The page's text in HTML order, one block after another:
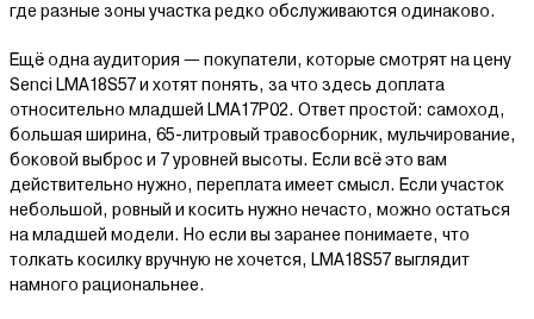
где разные зоны участка редко обслуживаются одинаково.
Ещё одна аудитория — покупатели, которые смотрят на цену
Senci LMA18S57 и хотят понять, за что здесь доплата
относительно младшей LMA17P02. Ответ простой: самоход,
большая ширина, 65-литровый травосборник, мульчирование,
боковой выброс и 7 уровней высоты. Если всё это вам
действительно нужно, переплата имеет смысл. Если участок
небольшой, ровный и косить нужно нечасто, можно остаться
на младшей модели. Но если вы заранее понимаете, что
толкать косилку вручную не хочется, LMA18S57 выглядит
намного рациональнее.